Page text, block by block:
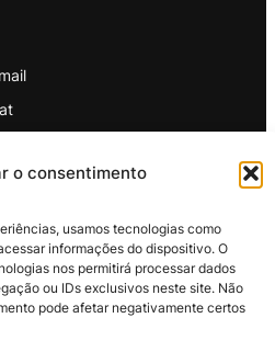
o consentimento
usamos tecnologias como
informações do dispositivo. O
nos permitirá processar dados
ou IDs exclusivos neste site. Não
pode afetar negativamente certos